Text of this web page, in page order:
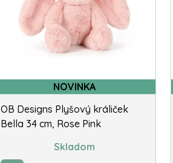
NOVINKA
OB Designs Plyšový králiček
Bella 34 cm, Rose Pink
Skladom